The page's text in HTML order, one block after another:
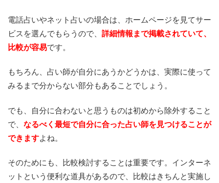
電話占いやネット占いの場合は、ホームページを見てサー
ビスを選んでもらうので、 詳細情報まで掲載されていて、
比較が容易です。
もちろん、占い師が自分にあうかどうかは、実際に使って
みるまで分からない部分もあることでしょう。
でも、自分に合わないと思うものは初めから除外すること
で、 なるべく最短で自分に合った占い師を見つけることが
できますよね。
そのためにも、比較検討することは重要です。インターネ
ットという便利な道具があるので、比較はきちんと実施し